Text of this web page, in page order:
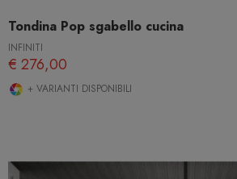
Tondina Pop sgabello cucina
INFINITI
€ 276,00
+ VARIANTI DISPONIBILI